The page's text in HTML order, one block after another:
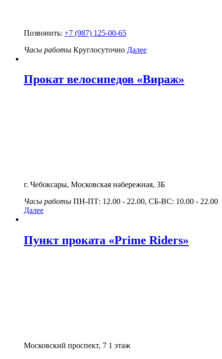
Позвонить: +7 (987) 125-00-65
Часы работы Круглосуточно Далее
Прокат велосипедов «Вираж»
г. Чебоксары, Московская набережная, 3Б
Часы работы ПН-ПТ: 12.00 - 22.00, СБ-ВС: 10.00 - 22.00
Далее
Пункт проката «Prime Riders»
​Московский проспект, 7 ​1 этаж